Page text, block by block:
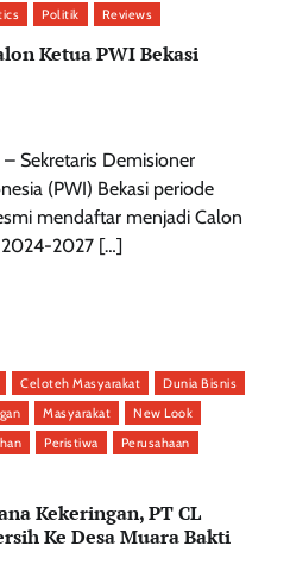
Politik Reviews
Ketua PWI Bekasi
– Sekretaris Demisioner
(PWI) Bekasi periode
mendaftar menjadi Calon
2024-2027 […]
Celoteh Masyarakat
Dunia Bisnis
Masyarakat
New Look
Peristiwa
Perusahaan
Kekeringan, PT CL
Ke Desa Muara Bakti